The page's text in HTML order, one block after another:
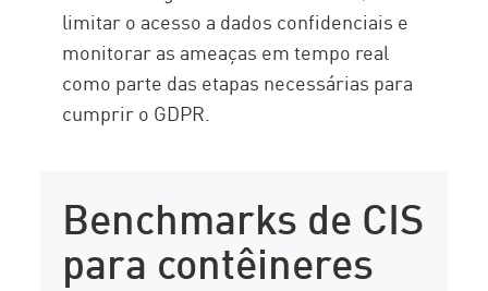
limitar o acesso a dados confidenciais e
monitorar as ameaças em tempo real
como parte das etapas necessárias para
cumprir o GDPR.
Benchmarks de CIS
para contêineres